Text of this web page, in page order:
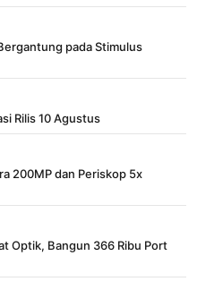
pada Stimulus
Rilis 10 Agustus
200MP dan Periskop 5x
Optik, Bangun 366 Ribu Port